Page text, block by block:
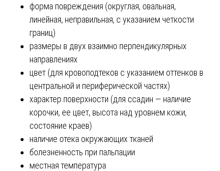
форма повреждения (округлая, овальная,
линейная, неправильная, с указанием четкости
границ)
размеры в двух взаимно перпендикулярных
направлениях
цвет (для кровоподтеков с указанием оттенков в
центральной и периферической частях)
характер поверхности (для ссадин — наличие
корочки, ее цвет, высота над уровнем кожи,
состояние краев)
наличие отека окружающих тканей
болезненность при пальпации
местная температура